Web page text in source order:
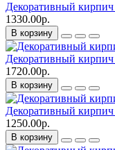
Декоративный
1330.00р.
В корзину
Декоративный
1720.00р.
В корзину
Декоративный
1250.00р.
В корзину